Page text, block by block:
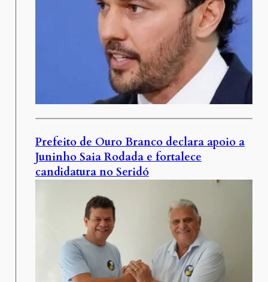
Prefeito de Ouro Branco declara apoio a
Juninho Saia Rodada e fortalece
candidatura no Seridó